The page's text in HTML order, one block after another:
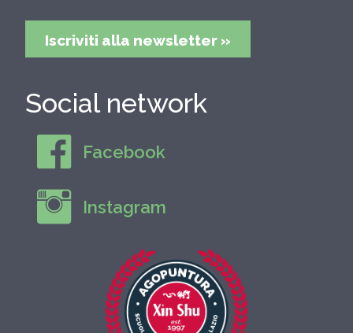
Iscriviti alla newsletter »
Social network
Facebook
Instagram